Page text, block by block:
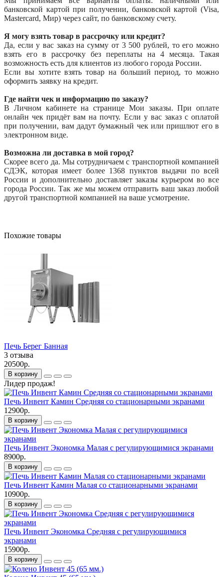
банковской картой при получении, банковской картой (Visa,
Mastercard, Мир) через сайт, по банковскому счету.
Я могу взять товар в рассрочку или кредит?
Да, если у вас заказ на сумму от 3 500 рублей, то его можно
взять его в рассрочку без переплаты на 4 месяца. Такая
возможность есть для клиентов из любого города России.
Если вы хотите взять товар на больший период, то можно
оформить заявку на кредит.
Где найти чек и информацию по заказу?
В Личном кабинете на странице Мои заказы. При оплате
онлайн чек придёт вам на почту. Если у вас заказ с оплатой
при получении, вам дадут бумажный чек или пришлют его в
электронном виде.
Возможна ли доставка в мой город?
Скорее всего да. Мы сотрудничаем с транспортной компанией
СДЭК, которая имеет более 1368 пунктов выдачи по всей
России и дополнительно доставляет заказы курьером во все
города России. Так же мы можем отправить ваш заказ любой
другой транспортной компанией на ваше усмотрение.
Похожие товары
Печь Берег Банная
3 отзыва
20500р.
В корзину
Лидер продаж!
Печь Инвент Камин Средняя со стационарными экранами
12900р.
В корзину
Печь Инвент Экономка Малая с регулирующимися экранами
8900р.
В корзину
Печь Инвент Камин Малая со стационарными экранами
10900р.
В корзину
Печь Инвент Экономка Средняя с регулирующимися
экранами
15900р.
В корзину